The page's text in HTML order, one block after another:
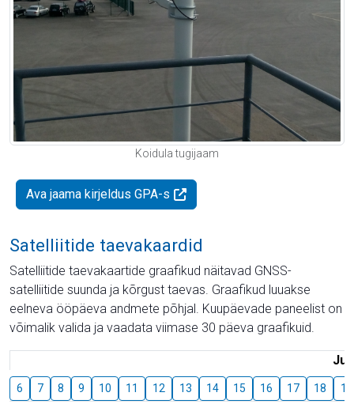
Koidula tugijaam
Ava jaama kirjeldus GPA-s
Satelliitide taevakaardid
Satelliitide taevakaartide graafikud näitavad GNSS-
satelliitide suunda ja kõrgust taevas. Graafikud luuakse
eelneva ööpäeva andmete põhjal. Kuupäevade paneelist on
võimalik valida ja vaadata viimase 30 päeva graafikuid.
6 7 8 9 10 11 12 13 14 15 16 17 18 19